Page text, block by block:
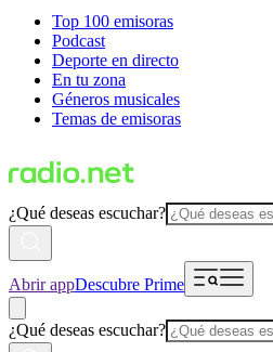
Top 100 emisoras
Podcast
Deporte en directo
En tu zona
Géneros musicales
Temas de emisoras
¿Qué deseas escuchar?
Abrir appDescubre Prime
¿Qué deseas escuchar?